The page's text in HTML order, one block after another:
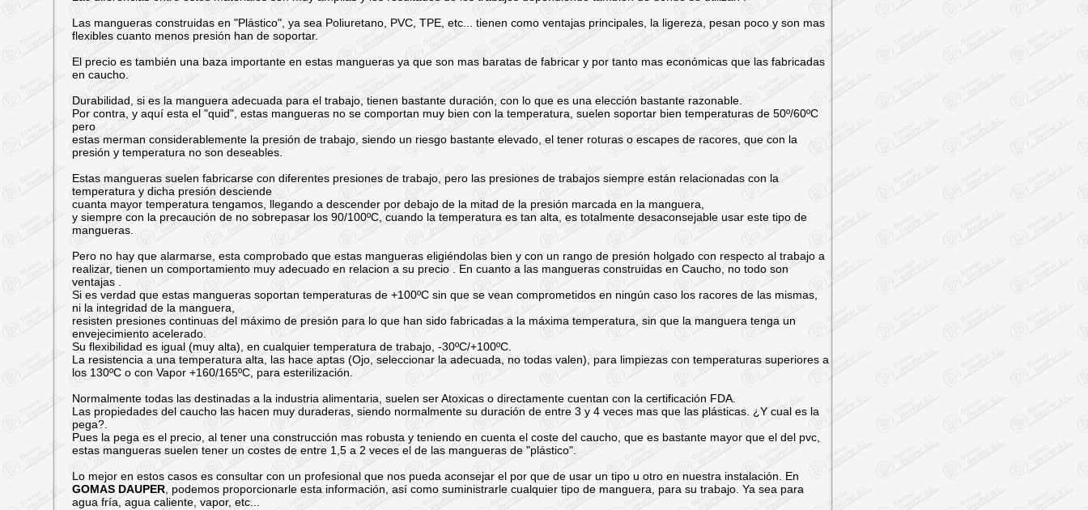
Las mangueras construidas en "Plástico", ya sea Poliuretano, PVC, TPE, etc... tienen como ventajas principales, la ligereza, pesan poco y son mas
flexibles cuanto menos presión han de soportar.
El precio es también una baza importante en estas mangueras ya que son mas baratas de fabricar y por tanto mas económicas que las fabricadas
en caucho.
Durabilidad, si es la manguera adecuada para el trabajo, tienen bastante duración, con lo que es una elección bastante razonable.
Por contra, y aquí esta el "quid", estas mangueras no se comportan muy bien con la temperatura, suelen soportar bien temperaturas de 50º/60ºC
pero
estas merman considerablemente la presión de trabajo, siendo un riesgo bastante elevado, el tener roturas o escapes de racores, que con la
presión y temperatura no son deseables.
Estas mangueras suelen fabricarse con diferentes presiones de trabajo, pero las presiones de trabajos siempre están relacionadas con la
temperatura y dicha presión desciende
cuanta mayor temperatura tengamos, llegando a descender por debajo de la mitad de la presión marcada en la manguera,
y siempre con la precaución de no sobrepasar los 90/100ºC, cuando la temperatura es tan alta, es totalmente desaconsejable usar este tipo de
mangueras.
Pero no hay que alarmarse, esta comprobado que estas mangueras eligiéndolas bien y con un rango de presión holgado con respecto al trabajo a
realizar, tienen un comportamiento muy adecuado en relacion a su precio . En cuanto a las mangueras construidas en Caucho, no todo son
ventajas .
Si es verdad que estas mangueras soportan temperaturas de +100ºC sin que se vean comprometidos en ningún caso los racores de las mismas,
ni la integridad de la manguera,
resisten presiones continuas del máximo de presión para lo que han sido fabricadas a la máxima temperatura, sin que la manguera tenga un
envejecimiento acelerado.
Su flexibilidad es igual (muy alta), en cualquier temperatura de trabajo, -30ºC/+100ºC.
La resistencia a una temperatura alta, las hace aptas (Ojo, seleccionar la adecuada, no todas valen), para limpiezas con temperaturas superiores a
los 130ºC o con Vapor +160/165ºC, para esterilización.
Normalmente todas las destinadas a la industria alimentaria, suelen ser Atoxicas o directamente cuentan con la certificación FDA.
Las propiedades del caucho las hacen muy duraderas, siendo normalmente su duración de entre 3 y 4 veces mas que las plásticas. ¿Y cual es la
pega?.
Pues la pega es el precio, al tener una construcción mas robusta y teniendo en cuenta el coste del caucho, que es bastante mayor que el del pvc,
estas mangueras suelen tener un costes de entre 1,5 a 2 veces el de las mangueras de "plástico".
Lo mejor en estos casos es consultar con un profesional que nos pueda aconsejar el por que de usar un tipo u otro en nuestra instalación. En
GOMAS DAUPER , podemos proporcionarle esta información, así como suministrarle cualquier tipo de manguera, para su trabajo. Ya sea para
agua fría, agua caliente, vapor, etc...